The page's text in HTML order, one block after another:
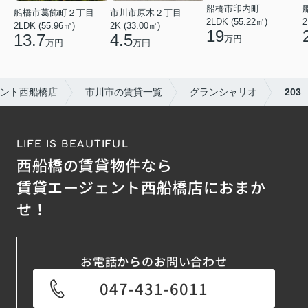
船橋市葛飾町２丁目
2LDK (55.96㎡)
13.7万円
市川市原木２丁目
2K (33.00㎡)
4.5万円
船橋市印内町
2LDK (55.22㎡)
19万円
ト西船橋店 市川市の賃貸一覧 グランシャリオ 203
LIFE IS BEAUTIFUL
西船橋の賃貸物件なら
賃貸エージェント西船橋店におまか
せ！
お電話からのお問い合わせ
047-431-6011